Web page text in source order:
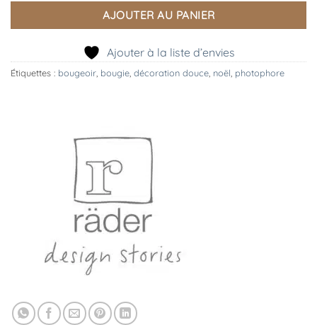
AJOUTER AU PANIER
Ajouter à la liste d’envies
Étiquettes : bougeoir, bougie, décoration douce, noël, photophore